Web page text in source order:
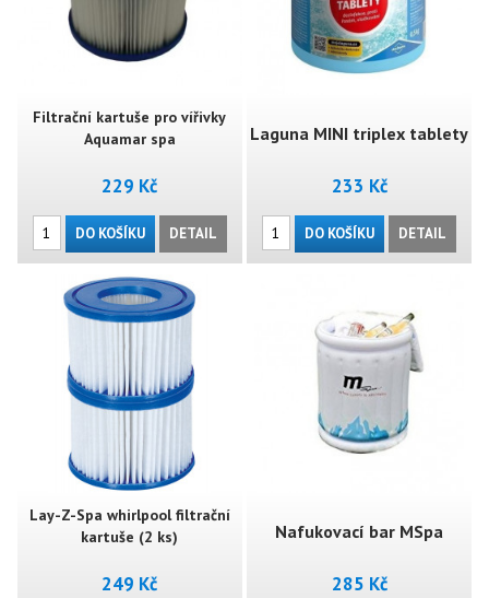
Filtrační kartuše pro vířivky
Aquamar spa
229 Kč
DO KOŠÍKU DETAIL
Laguna MINI triplex tablety
0,5kg
233 Kč
DO KOŠÍKU DETAIL
Lay-Z-Spa whirlpool filtrační
kartuše (2 ks)
249 Kč
Nafukovací bar MSpa
285 Kč